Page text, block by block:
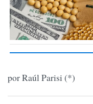
por Raúl Parisi (*)